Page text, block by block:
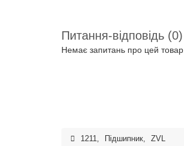
Питання-відповідь (0)
Немає запитань про цей товар.
1211, Підшипник, ZVL